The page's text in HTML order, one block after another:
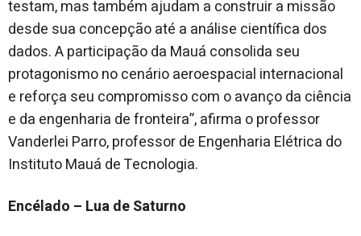
testam, mas também ajudam a construir a missão
desde sua concepção até a análise científica dos
dados. A participação da Mauá consolida seu
protagonismo no cenário aeroespacial internacional
e reforça seu compromisso com o avanço da ciência
e da engenharia de fronteira”, afirma o professor
Vanderlei Parro, professor de Engenharia Elétrica do
Instituto Mauá de Tecnologia.
Encélado – Lua de Saturno